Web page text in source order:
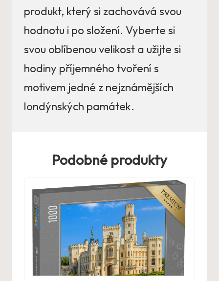
produkt, který si zachovává svou
hodnotu i po složení. Vyberte si
svou oblíbenou velikost a užijte si
hodiny příjemného tvoření s
motivem jedné z nejznámějších
londýnských památek.
Podobné produkty